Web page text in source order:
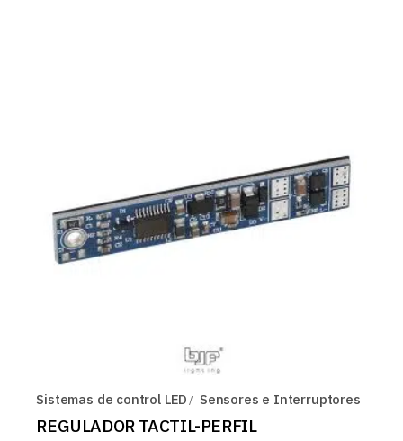
Sistemas de control LED Sensores e Interruptores
REGULADOR TACTIL-PERFIL